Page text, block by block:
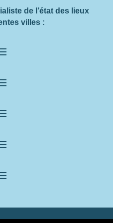
de l’état des lieux
villes :